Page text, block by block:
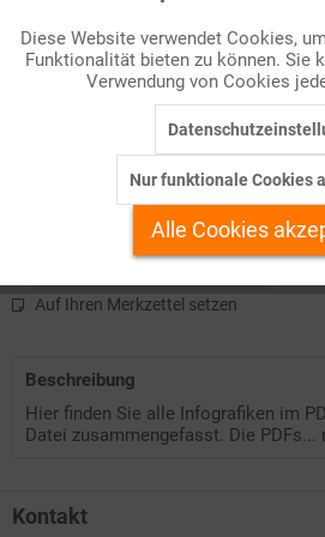
Diese Datei umfasst alle Infografiken
Die Infografiken sind im PDF-Format in
Die PDF-Dateien stehen Ihnen als Farb-
Version bequem mit einem Download
Kostenlos anmelden
Auf Ihren Merkzettel setzen
Beschreibung
Hier finden Sie alle Infografiken im
Datei zusammengefasst. Die PDFs...
Kontakt
Marketing
Personalisierung
Service
Diese Website verwendet Cookies,
Funktionalität bieten zu können. Sie
Verwendung von Cookies
Nur funktionale Cookies
Alle Cookies